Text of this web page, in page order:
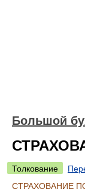
Большой
Толкование
СТРАХОВАНИЕ